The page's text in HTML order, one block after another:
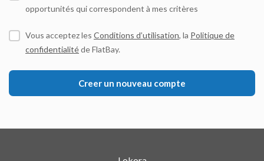
opportunités qui correspondent à mes critères
Vous acceptez les Conditions d’utilisation, la Politique de
confidentialitéde FlatBay.